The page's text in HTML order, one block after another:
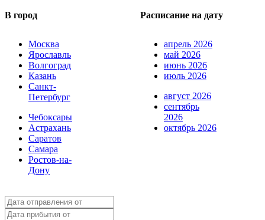
В город Расписание на дату
Москва
Ярославль
Волгоград
Казань
Санкт-
Петербург
Чебоксары
Астрахань
Саратов
Самара
Ростов-на-
Дону
апрель 2026
май 2026
июнь 2026
июль 2026
август 2026
сентябрь
2026
октябрь 2026